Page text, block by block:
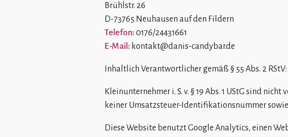
Brühlstr. 26
D-73765 Neuhausen auf den Fildern
Telefon:0176/24431661
E-Mail: kontakt danis-candybar.de
Inhaltlich Verantwortlicher gemäß § 55 Abs. 2
Kleinunternehmer i. S. v. § 19 Abs. 1 UStG sind
keiner Umsatzsteuer-Identifikationsnummer
Diese Website benutzt Google Analytics, einen